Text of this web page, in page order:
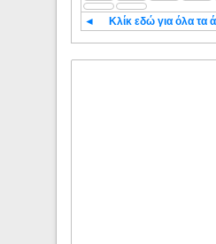
◄ Κλίκ εδώ για όλα τα